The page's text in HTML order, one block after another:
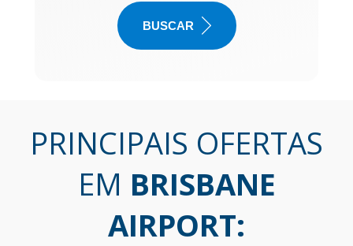
BUSCAR
PRINCIPAIS OFERTAS
EM BRISBANE
AIRPORT: